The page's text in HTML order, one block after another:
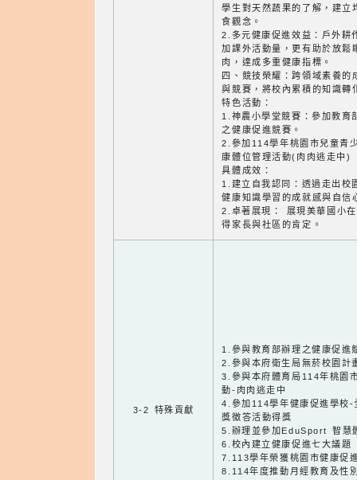
學生對天然蔬果的了解，建立
食觀念。
2.多元健康促進效益：戶外耕
加課外活動量，更有助於放鬆
肉，達成多重健康指標。
四、競技榮耀：跨領域素養的
與競賽，將校內累積的知識轉
特色活動：
1.神農小學堂競賽：參加教育
之健康促進競賽。
2.參加114學年桃園市兒童青
康體位管理活動(肉肉逃走中)
具體成效：
1.建立自我認同：透過走出校
健康知識學習的成就感與自信
2.卓著展現： 展現美華國小
得家長與社區的肯定。
3-2 特殊貢獻
1.參與教育部辦理之健康促進
2.參與本府衛生局無菸校園計
3.參與本府體育局114年桃園
動-肉肉逃走中
4.參加114學年健康促進學校
獎徵答活動得獎
5.辦理並參加EduSport 智慧
6.校內建立健康促進七大議
7.113學年榮獲桃園市健康促
8.114年度推動月經教育及性